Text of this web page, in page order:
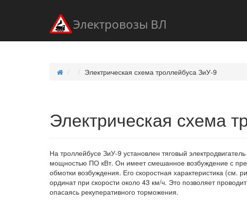
Электровозы ВЛ
Электрическая схема троллейбуса ЗиУ-9
Электрическая схема
На троллейбусе ЗиУ-9 установлен тяговый
мощностью ПО кВт. Он имеет смешанное возбуждение с
обмотки возбуждения. Его скоростная характеристика (см.
ординат при скорости около 43 км/ч. Это позволяет
опасаясь рекуперативного торможения.